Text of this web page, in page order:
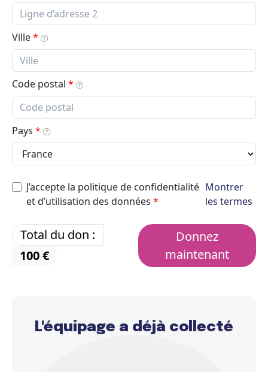
L'équipage a déjà collecté